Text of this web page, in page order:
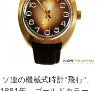
ソ連の機械式時計"飛行"、